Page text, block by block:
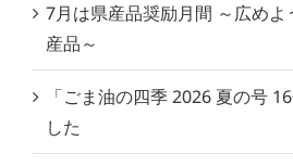
7月は県産品奨励月間 ～広め
産品～
「ごま油の四季 2026 夏の号
した